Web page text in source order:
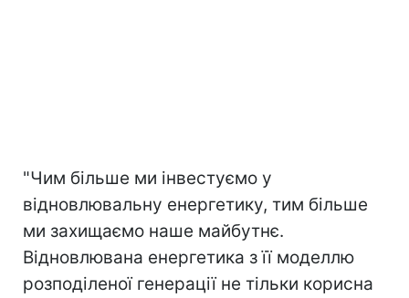
"Чим більше ми інвестуємо у
відновлювальну енергетику, тим більше
ми захищаємо наше майбутнє.
Відновлювана енергетика з її моделлю
розподіленої генерації не тільки корисна